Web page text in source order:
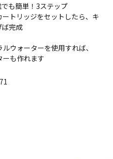
も簡単！3ステップ
トリッジをセットしたら、キ
ば完成
ウォーターを使用すれば、
ーも作れます